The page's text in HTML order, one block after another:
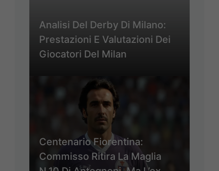
Analisi Del Derby Di Milano:
Prestazioni E Valutazioni Dei
Giocatori Del Milan
Centenario Fiorentina:
Commisso Ritira La Maglia